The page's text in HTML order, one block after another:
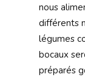
nous
différents
légumes
bocaux
préparés